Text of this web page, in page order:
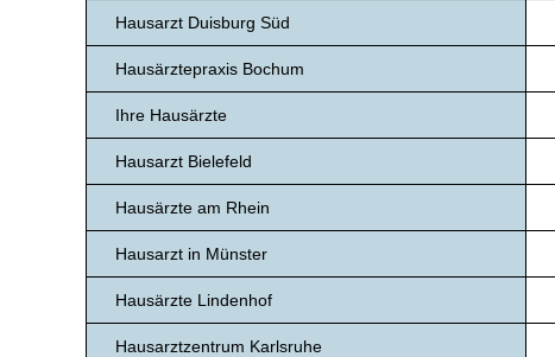
Hausarzt Duisburg Süd
Hausärztepraxis Bochum
Ihre Hausärzte
Hausarzt Bielefeld
Hausärzte am Rhein
Hausarzt in Münster
Hausärzte Lindenhof
Hausarztzentrum Karlsruhe